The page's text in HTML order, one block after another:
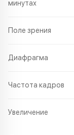
минутах
Поле зрения
Диафрагма
Частота кадров
Увеличение